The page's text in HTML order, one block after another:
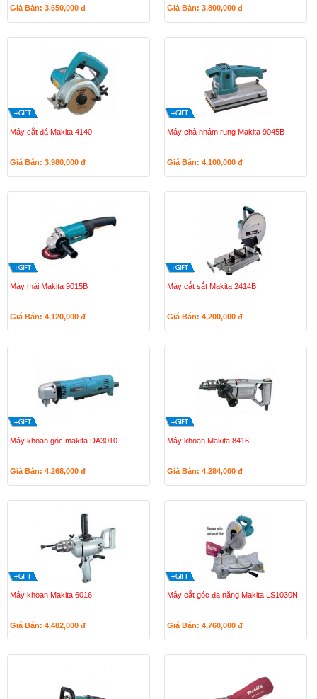
Giá Bán: 3,650,000 đ Giá Bán: 3,800,000 đ
Máy cắt đá Makita 4140
Giá Bán: 3,980,000 đ
Máy chà nhám rung Makita 9045B
Giá Bán: 4,100,000 đ
Máy mài Makita 9015B
Giá Bán: 4,120,000 đ
Máy cắt sắt Makita 2414B
Giá Bán: 4,200,000 đ
Máy khoan góc makita DA3010
Giá Bán: 4,268,000 đ
Máy khoan Makita 8416
Giá Bán: 4,284,000 đ
Máy khoan Makita 6016
Giá Bán: 4,482,000 đ
Máy cắt góc đa năng Makita LS1030N
Giá Bán: 4,760,000 đ